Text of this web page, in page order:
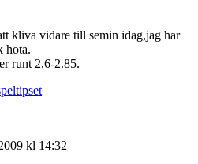
kliva vidare till semin idag,jag har
hota.
runt 2,6-2.85.
kl 14:32